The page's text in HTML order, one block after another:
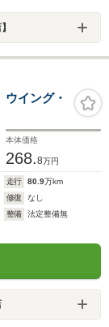
イング・
本体価格
268.8万円
走行 80.9万km
修復
なし
整備
法定整備無